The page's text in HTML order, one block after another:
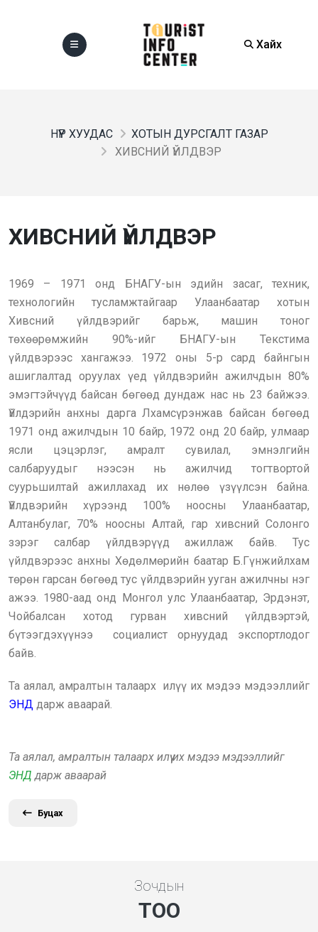
Хайх
НҮҮР ХУУДАС
ХОТЫН ДУРСГАЛТ ГАЗАР
ХИВСНИЙ ҮЙЛДВЭР
ХИВСНИЙ ҮЙЛДВЭР
1969 – 1971 онд БНАГУ-ын эдийн засаг, техник,
технологийн тусламжтайгаар Улаанбаатар хотын
Хивсний үйлдвэрийг барьж, машин тоног
төхөөрөмжийн 90%-ийг БНАГУ-ын Текстима
үйлдвэрээс хангажээ. 1972 оны 5-р сард байнгын
ашиглалтад оруулах үед үйлдвэрийн ажилчдын 80%
эмэгтэйчүүд байсан бөгөөд дундаж нас нь 23 байжээ.
Үйлдэрийн анхны дарга Лхамсүрэнжав байсан бөгөөд
1971 онд ажилчдын 10 байр, 1972 онд 20 байр, улмаар
ясли цэцэрлэг, амралт сувилал, эмнэлгийн
салбаруудыг нээсэн нь ажилчид тогтвортой
суурьшилтай ажиллахад их нөлөө үзүүлсэн байна.
Үйлдвэрийн хүрээнд 100% ноосны Улаанбаатар,
Алтанбулаг, 70% ноосны Алтай, гар хивсний Солонго
зэрэг салбар үйлдвэрүүд ажиллаж байв. Тус
үйлдвэрээс анхны Хөдөлмөрийн баатар Б.Гүнжийлхам
төрөн гарсан бөгөөд тус үйлдвэрийн ууган ажилчны нэг
ажээ. 1980-аад онд Монгол улс Улаанбаатар, Эрдэнэт,
Чойбалсан хотод гурван хивсний үйлдвэртэй,
бүтээгдэхүүнээ социалист орнуудад экспортлодог
байв.
Та аялал, амралтын талаарх илүү их мэдээ мэдээллийг
ЭНД дарж аваарай.
Та аялал, амралтын талаарх илүү их мэдээ мэдээллийг
ЭНД дарж аваарай
Буцах
Зочдын
ТОО